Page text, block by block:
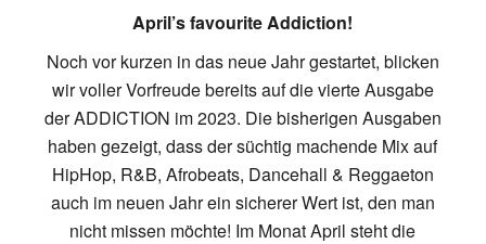
April’s favourite Addiction!
Noch vor kurzen in das neue Jahr gestartet, blicken
wir voller Vorfreude bereits auf die vierte Ausgabe
der ADDICTION im 2023. Die bisherigen Ausgaben
haben gezeigt, dass der süchtig machende Mix auf
HipHop, R&B, Afrobeats, Dancehall & Reggaeton
auch im neuen Jahr ein sicherer Wert ist, den man
nicht missen möchte! Im Monat April steht die